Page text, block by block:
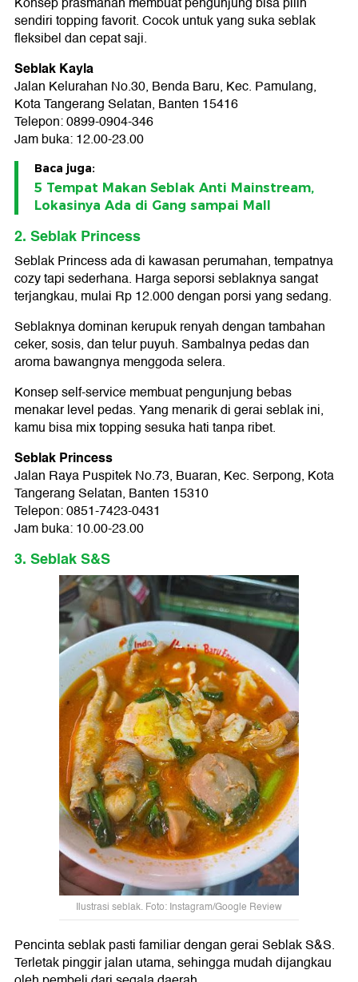
sendiri topping favorit. Cocok untuk yang suka seblak
fleksibel dan cepat saji.
Seblak Kayla
Jalan Kelurahan No.30, Benda Baru, Kec. Pamulang,
Kota Tangerang Selatan, Banten 15416
Telepon: 0899-0904-346
Jam buka: 12.00-23.00
Baca juga:
5 Tempat Makan Seblak Anti Mainstream,
Lokasinya Ada di Gang sampai Mall
2. Seblak Princess
Seblak Princess ada di kawasan perumahan, tempatnya
cozy tapi sederhana. Harga seporsi seblaknya sangat
terjangkau, mulai Rp 12.000 dengan porsi yang sedang.
Seblaknya dominan kerupuk renyah dengan tambahan
ceker, sosis, dan telur puyuh. Sambalnya pedas dan
aroma bawangnya menggoda selera.
Konsep self-service membuat pengunjung bebas
menakar level pedas. Yang menarik di gerai seblak ini,
kamu bisa mix topping sesuka hati tanpa ribet.
Seblak Princess
Jalan Raya Puspitek No.73, Buaran, Kec. Serpong, Kota
Tangerang Selatan, Banten 15310
Telepon: 0851-7423-0431
Jam buka: 10.00-23.00
3. Seblak S&S
Ilustrasi seblak. Foto: Instagram/Google Review
Pencinta seblak pasti familiar dengan gerai Seblak S&S.
Terletak pinggir jalan utama, sehingga mudah dijangkau